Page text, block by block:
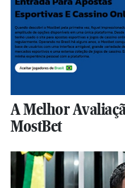
A Melhor
MostBet